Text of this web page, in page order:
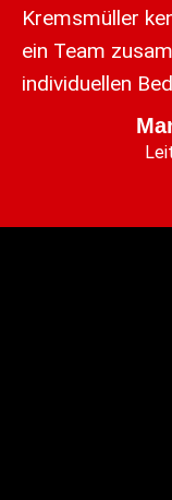
Kremsmüller
ein Team
individuellen